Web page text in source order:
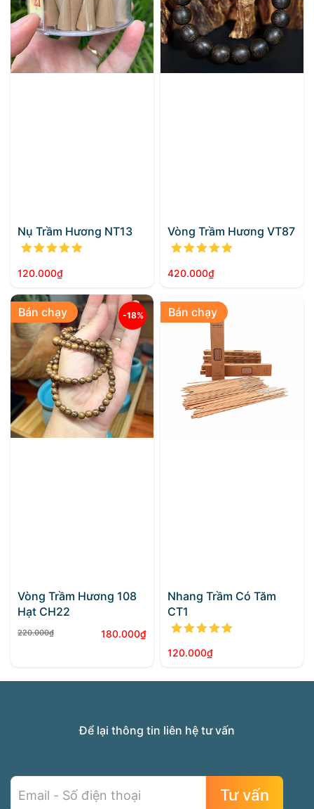
Nụ Trầm Hương NT13
Được xếp hạng5.005 sao
120.000₫
Vòng Trầm Hương VT87
420.000₫
-18%
Bán chạy
Vòng Trầm Hương 108
Hạt CH22
220.000₫
Giá
180.000₫
Giá
Bán chạy
Nhang Trầm Có Tăm
CT1
120.000₫
Để lại thông tin liên hệ tư vấn